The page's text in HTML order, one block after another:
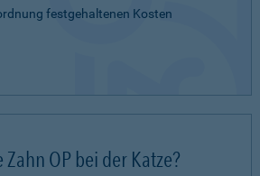
festgehaltenen Kosten
OP bei der Katze?